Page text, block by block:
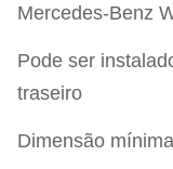
Mercedes-Benz
Pode ser
traseiro
Dimensão